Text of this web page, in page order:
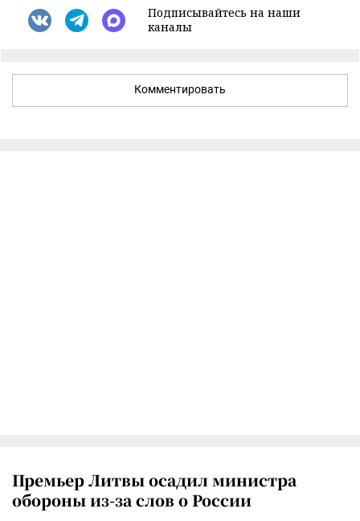
Подписывайтесь на наши
каналы
Комментировать
Премьер Литвы осадил министра
обороны из-за слов о России